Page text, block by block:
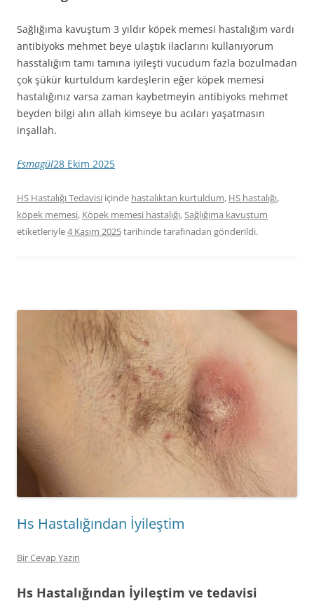
Sağlığıma kavuştum 3 yıldır köpek memesi hastalığım vardı
antibiyoks mehmet beye ulaştık ilaclarını kullanıyorum
hasstalığım tamı tamına iyileşti vucudum fazla bozulmadan
çok şükür kurtuldum kardeşlerin eğer köpek memesi
hastalığınız varsa zaman kaybetmeyin antibiyoks mehmet
beyden bilgi alın allah kimseye bu acıları yaşatmasın
inşallah.
Esmagül28 Ekim 2025
HS Hastalığı Tedavisi içinde hastalıktan kurtuldum, HS hastalığı,
köpek memesi, Köpek memesi hastalığı,Sağlığıma kavuştum
etiketleriyle4 Kasım 2025tarihindetarafınadan gönderildi.
Hs Hastalığından İyileştim
Bir Cevap Yazın
Hs Hastalığından İyileştim ve tedavisi